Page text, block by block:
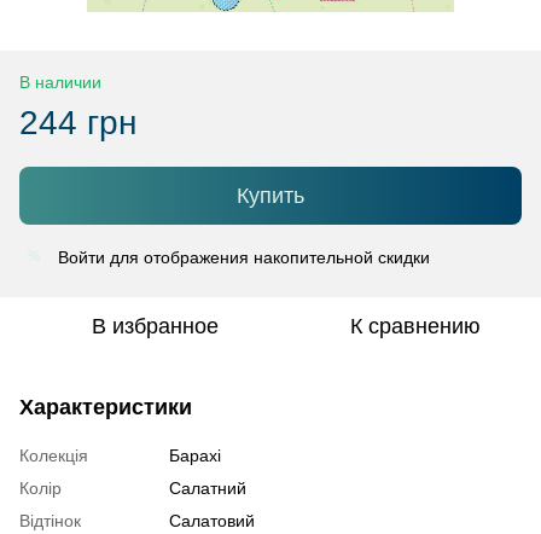
В наличии
244 грн
Купить
Войти для отображения накопительной скидки
В избранное К сравнению
Характеристики
Колекція
Барахі
Колір
Салатний
Відтінок
Салатовий